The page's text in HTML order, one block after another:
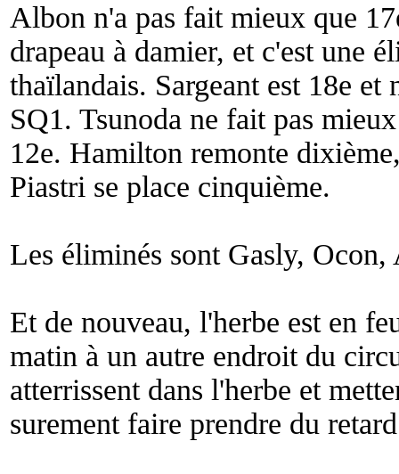
Albon n'a pas fait mieux que
drapeau à damier, et c'est une
thaïlandais. Sargeant est 18e et
SQ1. Tsunoda ne fait pas
12e. Hamilton remonte
Piastri se place cinquième.
Les éliminés sont Gasly, Ocon,
Et de nouveau, l'herbe est en
matin à un autre endroit du
atterrissent dans l'herbe et
surement faire prendre du